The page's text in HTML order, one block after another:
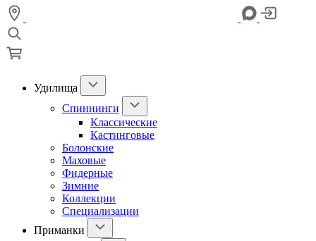
Удилища
Спиннинги
Классические
Кастинговые
Болонские
Маховые
Фидерные
Зимние
Коллекции
Специализации
Приманки